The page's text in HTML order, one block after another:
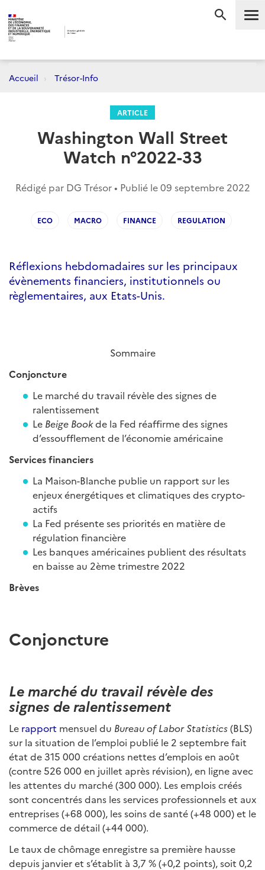
Accueil Trésor-Info
ARTICLE
Washington Wall Street
Watch n°2022-33
Rédigé par DG Trésor • Publié le09 septembre 2022
ECO MACRO FINANCE REGULATION
Réflexions hebdomadaires sur les principaux
évènements financiers, institutionnels ou
règlementaires, aux Etats-Unis.
Sommaire
Conjoncture
Le marché du travail révèle des signes de
ralentissement
Le Beige Bookde la Fed réaffirme des signes
d’essoufflement de l’économie américaine
Services financiers
La Maison-Blanche publie un rapport sur les
enjeux énergétiques et climatiques des crypto-
actifs
La Fed présente ses priorités en matière de
régulation financière
Les banques américaines publient des résultats
en baisse au 2ème trimestre 2022
Brèves
Conjoncture
Le marché du travail révèle des
signes de ralentissement
Le rapport mensuel du Bureau of Labor Statistics(BLS)
sur la situation de l’emploi publié le 2 septembre fait
état de 315 000 créations nettes d’emplois en août
(contre 526 000 en juillet après révision), en ligne avec
les attentes du marché (300 000). Les emplois créés
sont concentrés dans les services professionnels et aux
entreprises (+68 000), les soins de santé (+48 000) et le
commerce de détail (+44 000).
Le taux de chômage enregistre sa première hausse
depuis janvier et s’établit à 3,7 % (+0,2 points), soit 0,2